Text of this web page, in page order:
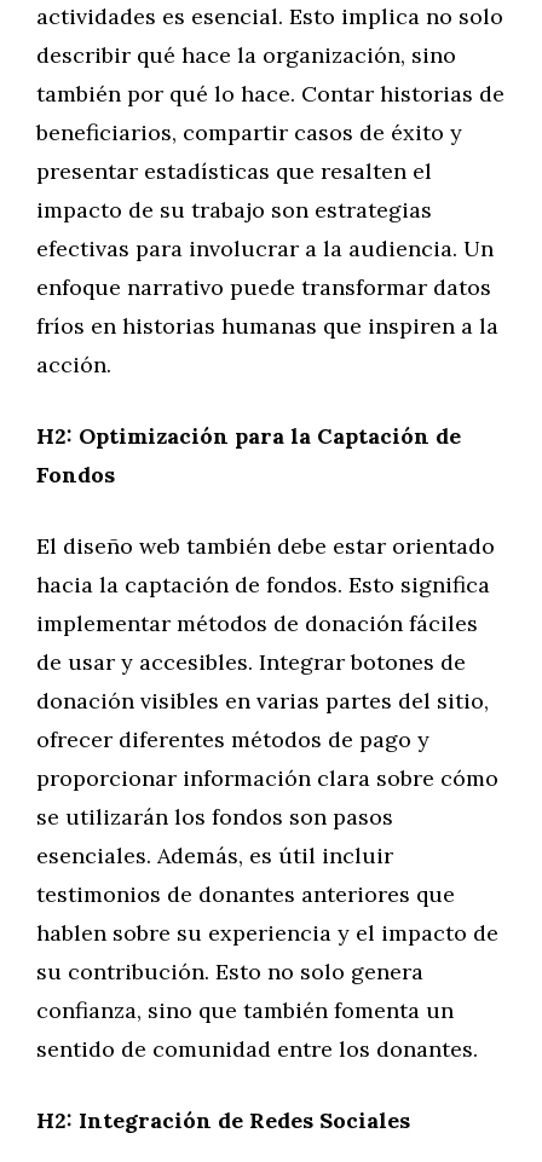
actividades es esencial. Esto implica no solo
describir qué hace la organización, sino
también por qué lo hace. Contar historias de
beneficiarios, compartir casos de éxito y
presentar estadísticas que resalten el
impacto de su trabajo son estrategias
efectivas para involucrar a la audiencia. Un
enfoque narrativo puede transformar datos
fríos en historias humanas que inspiren a la
acción.
H2: Optimización para la Captación de
Fondos
El diseño web también debe estar orientado
hacia la captación de fondos. Esto significa
implementar métodos de donación fáciles
de usar y accesibles. Integrar botones de
donación visibles en varias partes del sitio,
ofrecer diferentes métodos de pago y
proporcionar información clara sobre cómo
se utilizarán los fondos son pasos
esenciales. Además, es útil incluir
testimonios de donantes anteriores que
hablen sobre su experiencia y el impacto de
su contribución. Esto no solo genera
confianza, sino que también fomenta un
sentido de comunidad entre los donantes.
H2: Integración de Redes Sociales